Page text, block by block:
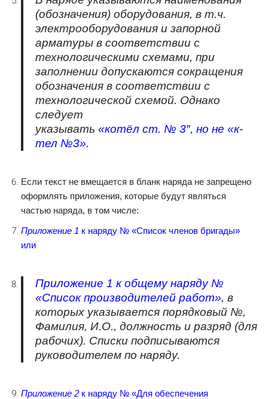
(обозначения) оборудования, в т.ч.
электрооборудования и запорной
арматуры в соответствии с
технологическими схемами, при
заполнении допускаются сокращения
обозначения в соответствии с
технологической схемой. Однако
следует
указывать «котёл ст. № 3″, но не «к-
тел №3».
Если текст не вмещается в бланк наряда не запрещено
оформлять приложения, которые будут являться
частью наряда, в том числе:
Приложение 1 к наряду № «Список членов бригады»
или
Приложение 1 к общему наряду №
«Список производителей работ», в
которых указывается порядковый №,
Фамилия, И.О., должность и разряд (для
рабочих). Списки подписываются
руководителем по наряду.
Приложение 2 к наряду № «Для обеспечения